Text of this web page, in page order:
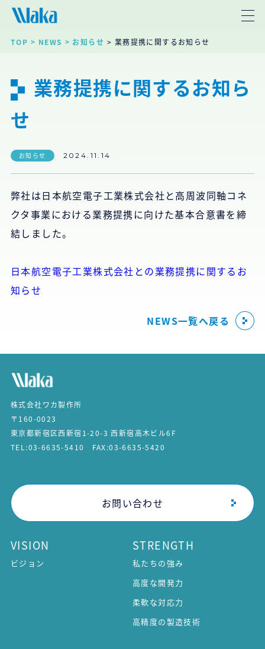
TOP > NEWS > お知らせ > 業務提携に関するお知らせ
業務提携に関するお知ら
せ
お知らせ 2024.11.14
弊社は日本航空電子工業株式会社と高周波同軸コネ
クタ事業における業務提携に向けた基本合意書を締
結しました。
日本航空電子工業株式会社との業務提携に関するお
知らせ
NEWS一覧へ戻る
株式会社ワカ製作所
〒160-0023
東京都新宿区西新宿1-20-3 西新宿高木ビル6F
TEL:03-6635-5410 FAX:03-6635-5420
お問い合わせ
VISION
ビジョン
STRENGTH
私たちの強み
高度な開発力
柔軟な対応力
高精度の製造技術